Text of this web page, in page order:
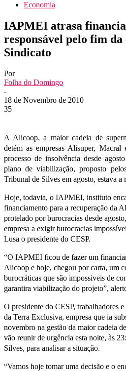
Economia
IAPMEI atrasa
responsável pelo fim da
Sindicato
Por
Folha do Domingo
-
18 de Novembro de 2010
35
A Alicoop, a maior cadeia de
detém as empresas Alisuper, Macral
processo de insolvência desde
plano de viabilização, proposto
Tribunal de Silves em agosto, estava a
Hoje, todavia, o IAPMEI, instituto
financiamento para a recuperação da
protelado por burocracias desde
empresa a exigir burocracias
Lusa o presidente do CESP.
“O IAPMEI ficou de fazer um
Alicoop e hoje, chegou por carta, um
burocráticas que são impossíveis de
garantira viabilização do projeto”,
O presidente do CESP, trabalhadores
da Terra Exclusiva, empresa que ia
novembro na gestão da maior cadeia
vão reunir de urgência esta noite, às
Silves, para analisar a situação.
“Vamos hoje tomar uma decisão e o